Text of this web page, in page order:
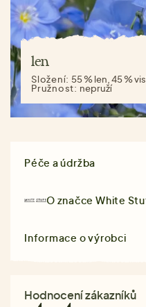
len
Složení: 55 % len, 45 %
Pružnost: nepruží
Péče a údržba
O značceWhite
Informace o výrobci
Hodnocení zákazníků